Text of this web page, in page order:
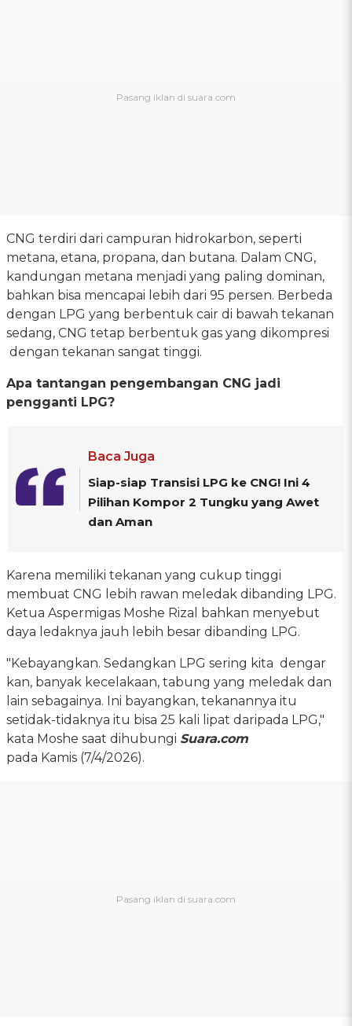
CNG terdiri dari campuran hidrokarbon, seperti
metana, etana, propana, dan butana. Dalam CNG,
kandungan metana menjadi yang paling dominan,
bahkan bisa mencapai lebih dari 95 persen. Berbeda
dengan LPG yang berbentuk cair di bawah tekanan
sedang, CNG tetap berbentuk gas yang dikompresi
dengan tekanan sangat tinggi.
Apa tantangan pengembangan CNG jadi
pengganti LPG?
Baca Juga
Siap-siap Transisi LPG ke CNG! Ini 4
Pilihan Kompor 2 Tungku yang Awet
dan Aman
Karena memiliki tekanan yang cukup tinggi
membuat CNG lebih rawan meledak dibanding LPG.
Ketua Aspermigas Moshe Rizal bahkan menyebut
daya ledaknya jauh lebih besar dibanding LPG.
"Kebayangkan. Sedangkan LPG sering kita dengar
kan, banyak kecelakaan, tabung yang meledak dan
lain sebagainya. Ini bayangkan, tekanannya itu
setidak-tidaknya itu bisa 25 kali lipat daripada LPG,"
kata Moshe saat dihubungi Suara.com
pada Kamis (7/4/2026).